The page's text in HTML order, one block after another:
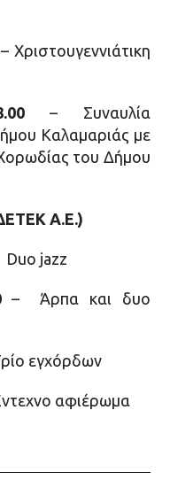
Χριστουγεννιάτικη
– Συναυλία
Καλαμαριάς με
του Δήμου
Α.Ε.)
Duo jazz
– Άρπα και δυο
εγχόρδων
αφιέρωμα